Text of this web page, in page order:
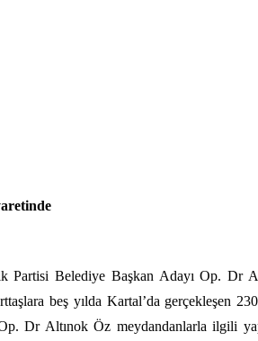
Partisi Belediye Başkan Adayı Op. Dr
beş yılda Kartal’da gerçekleşen
Dr Altınok Öz meydandanlarla ilgili